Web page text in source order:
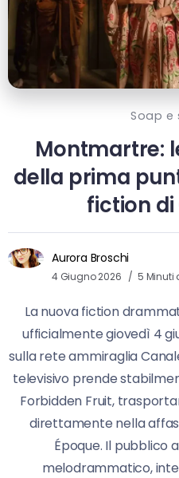
Soap e
Montmartre:
della prima
fiction di
Aurora Broschi
4 Giugno 2026 5 Minuti
La nuova fiction
ufficialmente giovedì 4
sulla rete ammiraglia
televisivo prende
Forbidden Fruit,
direttamente nella
Époque. Il pubblico
melodrammatico,